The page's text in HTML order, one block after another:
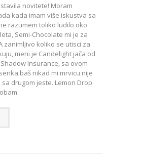
novitete! Moram
kada imam više iskustva sa
razumem toliko ludilo oko
Semi-Chocolate mi je za
zanimljivo koliko se utisci za
meni je Candelight jača od
Insurance, sa ovom
baš nikad mi mrvicu nije
drugom jeste. Lemon Drop